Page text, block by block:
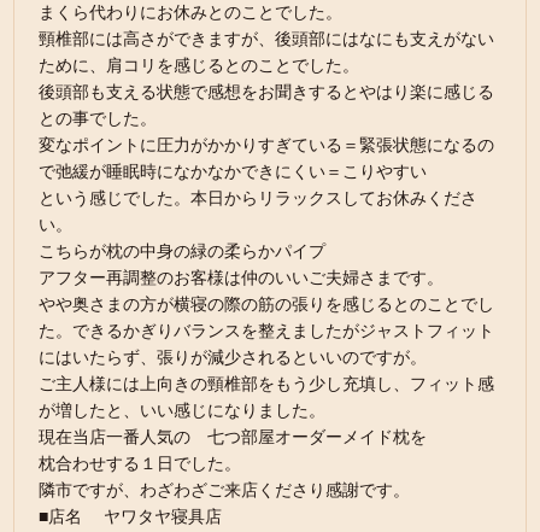
まくら代わりにお休みとのことでした。
頸椎部には高さができますが、後頭部にはなにも支えがない
ために、肩コリを感じるとのことでした。
後頭部も支える状態で感想をお聞きするとやはり楽に感じる
との事でした。
変なポイントに圧力がかかりすぎている＝緊張状態になるの
で弛緩が睡眠時になかなかできにくい＝こりやすい
という感じでした。本日からリラックスしてお休みくださ
い。
こちらが枕の中身の緑の柔らかパイプ
アフター再調整のお客様は仲のいいご夫婦さまです。
やや奥さまの方が横寝の際の筋の張りを感じるとのことでし
た。できるかぎりバランスを整えましたがジャストフィット
にはいたらず、張りが減少されるといいのですが。
ご主人様には上向きの頸椎部をもう少し充填し、フィット感
が増したと、いい感じになりました。
現在当店一番人気の 七つ部屋オーダーメイド枕を
枕合わせする１日でした。
隣市ですが、わざわざご来店くださり感謝です。
■店名 ヤワタヤ寝具店